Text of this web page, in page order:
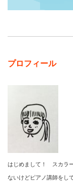
プロフィール
はじめまして！ スカラ
ないけどピアノ講師をし